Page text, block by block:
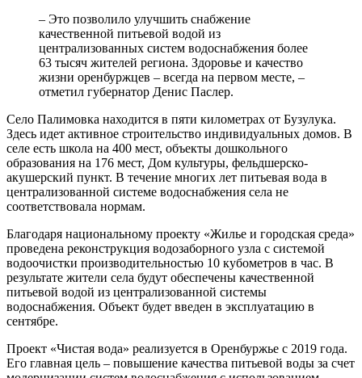
– Это позволило улучшить снабжение
качественной питьевой водой из
централизованных систем водоснабжения более
63 тысяч жителей региона. Здоровье и качество
жизни оренбуржцев – всегда на первом месте, –
отметил губернатор Денис Паслер.
Село Палимовка находится в пяти километрах от Бузулука.
Здесь идет активное строительство индивидуальных домов. В
селе есть школа на 400 мест, объекты дошкольного
образования на 176 мест, Дом культуры, фельдшерско-
акушерский пункт. В течение многих лет питьевая вода в
централизованной системе водоснабжения села не
соответствовала нормам.
Благодаря национальному проекту «Жилье и городская среда»
проведена реконструкция водозаборного узла с системой
водоочистки производительностью 10 кубометров в час. В
результате жители села будут обеспечены качественной
питьевой водой из централизованной системы
водоснабжения. Объект будет введен в эксплуатацию в
сентябре.
Проект «Чистая вода» реализуется в Оренбуржье с 2019 года.
Его главная цель – повышение качества питьевой воды за счет